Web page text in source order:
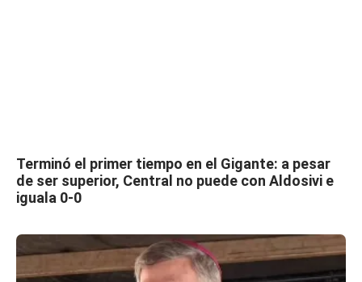
Terminó el primer tiempo en el Gigante: a pesar
de ser superior, Central no puede con Aldosivi e
iguala 0-0